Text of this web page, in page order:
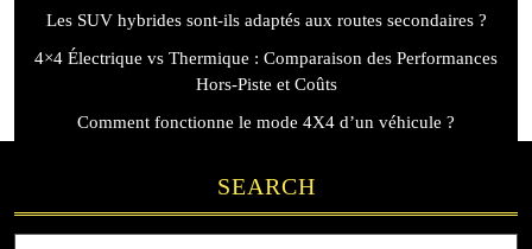
Les SUV hybrides sont-ils adaptés aux routes secondaires ?
4×4 Électrique vs Thermique : Comparaison des Performances
Hors-Piste et Coûts
Comment fonctionne le mode 4X4 d’un véhicule ?
SEARCH